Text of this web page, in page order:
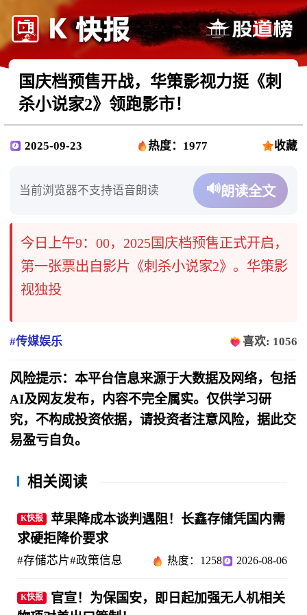
国庆档预售开战，华策影视力挺《刺
杀小说家2》领跑影市！
2025-09-23 热度：1977 收藏
当前浏览器不支持语音朗读 🔊朗读全文
今日上午9：00，2025国庆档预售正式开启，
第一张票出自影片《刺杀小说家2》。华策影
视独投
#传媒娱乐 喜欢: 1056
风险提示：本平台信息来源于大数据及网络，包括
AI及网友发布，内容不完全属实。仅供学习研
究，不构成投资依据，请投资者注意风险，据此交
易盈亏自负。
相关阅读
K快报
苹果降成本谈判遇阻！长鑫存储凭国内需
求硬拒降价要求
#存储芯片#政策信息 热度：1258 2026-08-06
K快报
官宣！为保国安，即日起加强无人机相关